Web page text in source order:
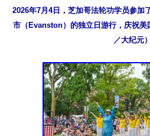
2026年7月4日，芝加哥法轮功学员参加
市（Evanston）的独立日游行，庆祝美
／大纪元）